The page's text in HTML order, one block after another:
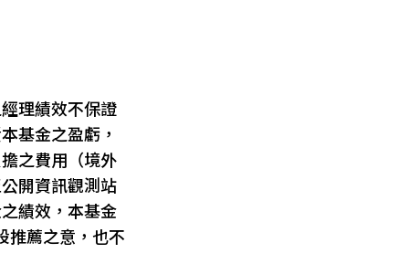
理績效不保證
基金之盈虧，
之費用（境外
開資訊觀測站
績效，本基金
推薦之意，也不